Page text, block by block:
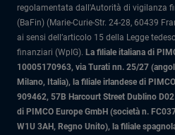
regolamentata dall'Autorità di vigilanza
(BaFin) (Marie-Curie-Str. 24-28, 60439
ai sensi dell’articolo 15 della Legge
finanziari (WpIG). La filiale italiana di
10005170963, via Turati nn. 25/27
Milano, Italia), la filiale irlandese di
909462, 57B Harcourt Street Dublino
di PIMCO Europe GmbH (società n.
W1U 3AH, Regno Unito), la filiale